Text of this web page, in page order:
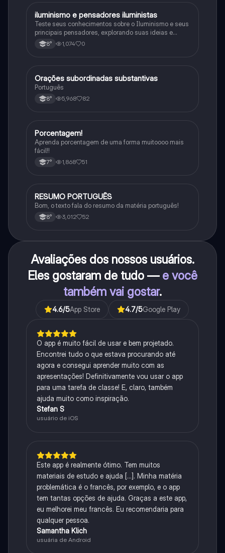
História
iluminismo e pensadores iluministas
Teste seus conhecimentos sobre o Iluminismo e seus
principais pensadores, explorando suas ideias e
impacto histórico.
8° 1,074 0
Português
Orações subordinadas substantivas
Português
8° 5,968 82
Matematica
Porcentagem!
Aprenda porcentagem de uma forma muitoooo mais
fácil!!
7° 1,868 51
Português
RESUMO PORTUGUÊS
Bom, o texto fala do resumo da matéria português!
8° 3,012 52
Avaliações dos nossos usuários.
Eles gostaram de tudo — e você
também vai gostar.
4.6/5App Store 4.7/5Google Play
O app é muito fácil de usar e bem projetado.
Encontrei tudo o que estava procurando até
agora e consegui aprender muito com as
apresentações! Definitivamente vou usar o app
para uma tarefa de classe! E, claro, também
ajuda muito como inspiração.
Stefan S
usuário de iOS
Este app é realmente ótimo. Tem muitos
materiais de estudo e ajuda [...]. Minha matéria
problemática é o francês, por exemplo, e o app
tem tantas opções de ajuda. Graças a este app,
eu melhorei meu francês. Eu recomendaria para
qualquer pessoa.
Samantha Klich
usuária de Android